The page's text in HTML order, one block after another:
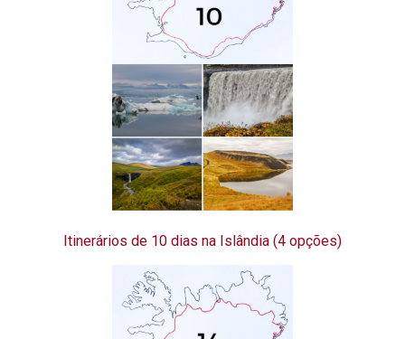
Itinerários de 10 dias na Islândia (4 opções)